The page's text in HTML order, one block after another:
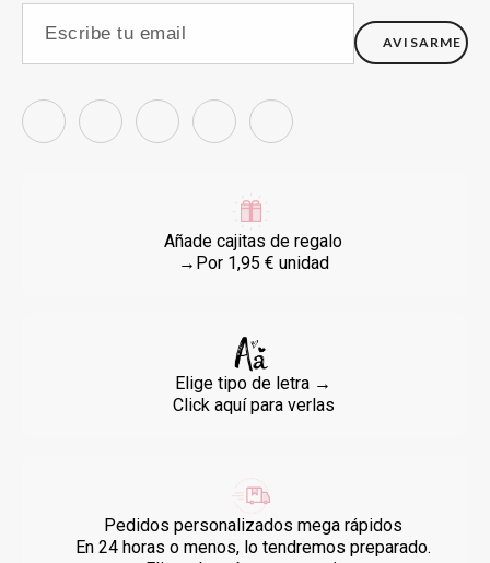
AVISARME
Añade cajitas de regalo
→Por 1,95 € unidad
Elige tipo de letra →
Click aquí para verlas
Pedidos personalizados mega rápidos
En 24 horas o menos, lo tendremos preparado.